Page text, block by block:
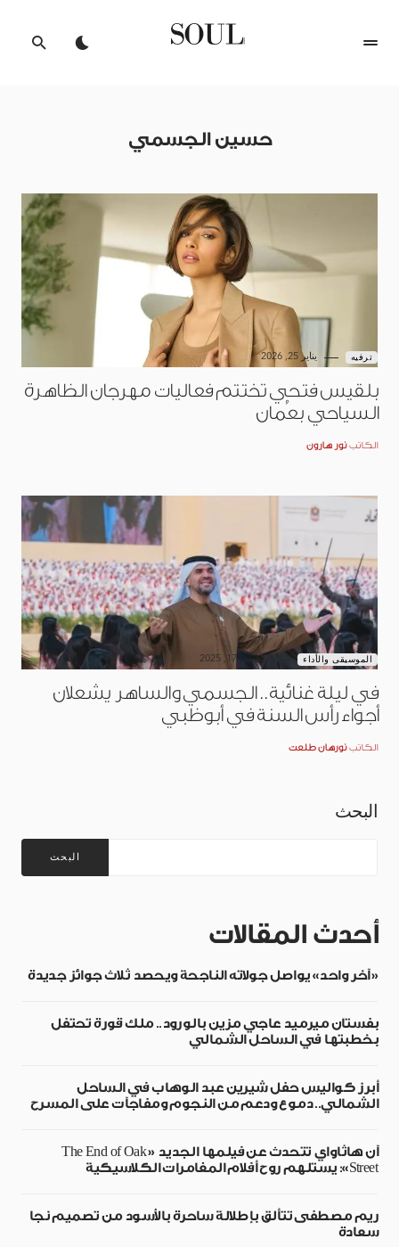
حسين الجسمي
ترفيه يناير 25, 2026
بلقيس فتحي تختتم فعاليات مهرجان الظاهرة
السياحي بعُمان
الكاتب نور هارون
الموسيقى والأداء ديسمبر 17, 2025
في ليلة غنائية.. الجسمي والساهر يشعلان
أجواء رأس السنة في أبوظبي
الكاتب نورهان طلعت
البحث
البحث
أحدث المقالات
«آخر واحد» يواصل جولاته الناجحة ويحصد ثلاث جوائز جديدة
بفستان ميرميد عاجي مزين بالورود.. ملك قورة تحتفل
بخطبتها في الساحل الشمالي
أبرز كواليس حفل شيرين عبد الوهاب في الساحل
الشمالي.. دموع ودعم من النجوم ومفاجآت على المسرح
آن هاثاواي تتحدث عن فيلمها الجديد «The End of Oak
Street»: يستلهم روح أفلام المغامرات الكلاسيكية
ريم مصطفى تتألق بإطلالة ساحرة بالأسود من تصميم نجا
سعادة